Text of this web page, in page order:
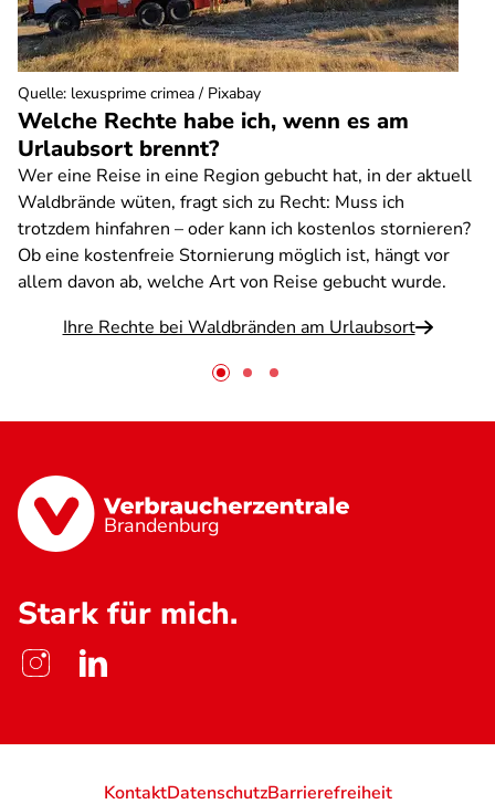
Welche Rechte habe ich, wenn es am
Urlaubsort brennt?
Wer eine Reise in eine Region gebucht hat, in der aktuell
Waldbrände wüten, fragt sich zu Recht: Muss ich
trotzdem hinfahren – oder kann ich kostenlos stornieren?
Ob eine kostenfreie Stornierung möglich ist, hängt vor
allem davon ab, welche Art von Reise gebucht wurde.
Ihre Rechte bei Waldbränden am Urlaubsort
Quelle: lexusprime crimea / Pixabay
Brandenburg
Stark für mich.
KontaktDatenschutzBarrierefreiheit